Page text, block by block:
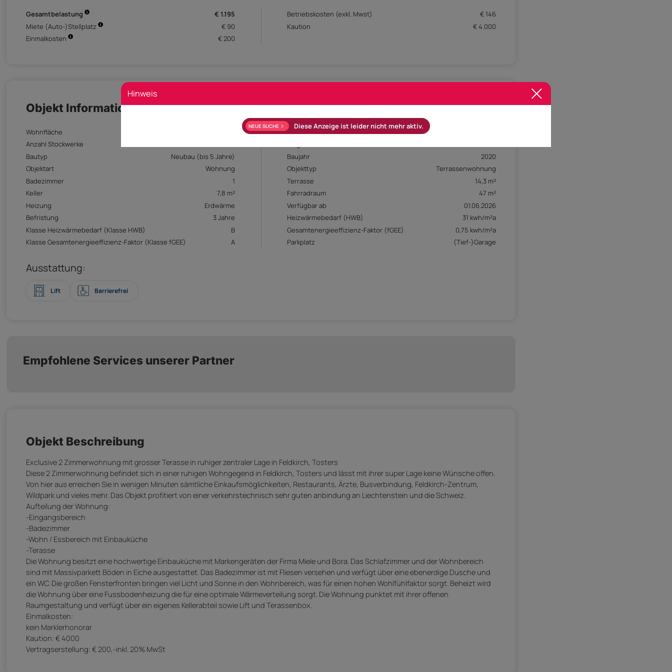
Gesamtbelastung € 1.195 Betriebskosten (exkl. Mwst)
€ 146
Miete (Auto-)Stellplatz
€ 90 Kaution
€ 4.000
Einmalkosten
€ 200
Objekt Informationen
Wohnfläche Zimmer
Anzahl Stockwerke
Bautyp
Neubau (bis 5 Jahre) Baujahr
2020
Objektart
Wohnung Objekttyp
Terrassenwohnung
Badezimmer
1 Terrasse
14,3 m²
Keller
7,8 m² Fahrradraum
47 m²
Heizung
Erdwärme Verfügbar ab
01.06.2026
Befristung
3 Jahre Heizwärmebedarf (HWB)
31 kwh/m²a
Klasse Heizwärmebedarf (Klasse HWB)
B Gesamtenergieeffizienz-Faktor (fGEE)
0,75 kwh/m²a
Klasse Gesamtenergieeffizienz-Faktor (Klasse fGEE)
A Parkplatz (Tief-)Garage
Ausstattung:
Lift Barrierefrei
Empfohlene Services unserer Partner
Objekt Beschreibung
Exclusive 2 Zimmerwohnung mit grosser Terasse in ruhiger zentraler Lage in Feldkirch, Tosters
Diese 2 Zimmerwohnung befindet sich in einer ruhigen Wohngegend in Feldkirch, Tosters und lässt mit ihrer super Lage keine Wünsche offen.
Von hier aus erreichen Sie in wenigen Minuten sämtliche Einkaufsmöglichkeiten, Restaurants, Ärzte, Busverbindung, Feldkirch-Zentrum,
Wildpark und vieles mehr. Das Objekt profitiert von einer verkehrstechnisch sehr guten anbindung an Liechtenstein und die Schweiz.
Aufteilung der Wohnung:
-Eingangsbereich
-Badezimmer
-Wohn / Essbereich mit Einbauküche
-Terasse
Die Wohnung besitzt eine hochwertige Einbauküche mit Markengeräten der Firma Miele und Bora. Das Schlafzimmer und der Wohnbereich
sind mit Massivparkett Böden in Eiche ausgestattet. Das Badezimmer ist mit Fliesen versehen und verfügt über eine ebenerdige Dusche und
ein WC. Die großen Fensterfronten bringen viel Licht und Sonne in den Wohnbereich, was für einen hohen Wohlfühlfaktor sorgt. Beheizt wird
die Wohnung über eine Fussbodenheizung die für eine optimale Wärmeverteilung sorgt. Die Wohnung punktet mit ihrer offenen
Raumgestaltung und verfügt über ein eigenes Kellerabteil sowie Lift und Terassenbox.
Einmalkosten:
kein Marklerhonorar
Kaution: € 4000
Vertragserstellung: € 200,-inkl. 20% MwSt
Hinweis
NEUE SUCHE Diese Anzeige ist leider nicht mehr aktiv.